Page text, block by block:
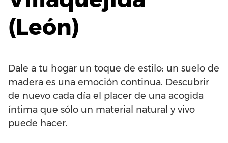
(León)
Dale a tu hogar un toque de estilo: un suelo de
madera es una emoción continua. Descubrir
de nuevo cada día el placer de una acogida
íntima que sólo un material natural y vivo
puede hacer.